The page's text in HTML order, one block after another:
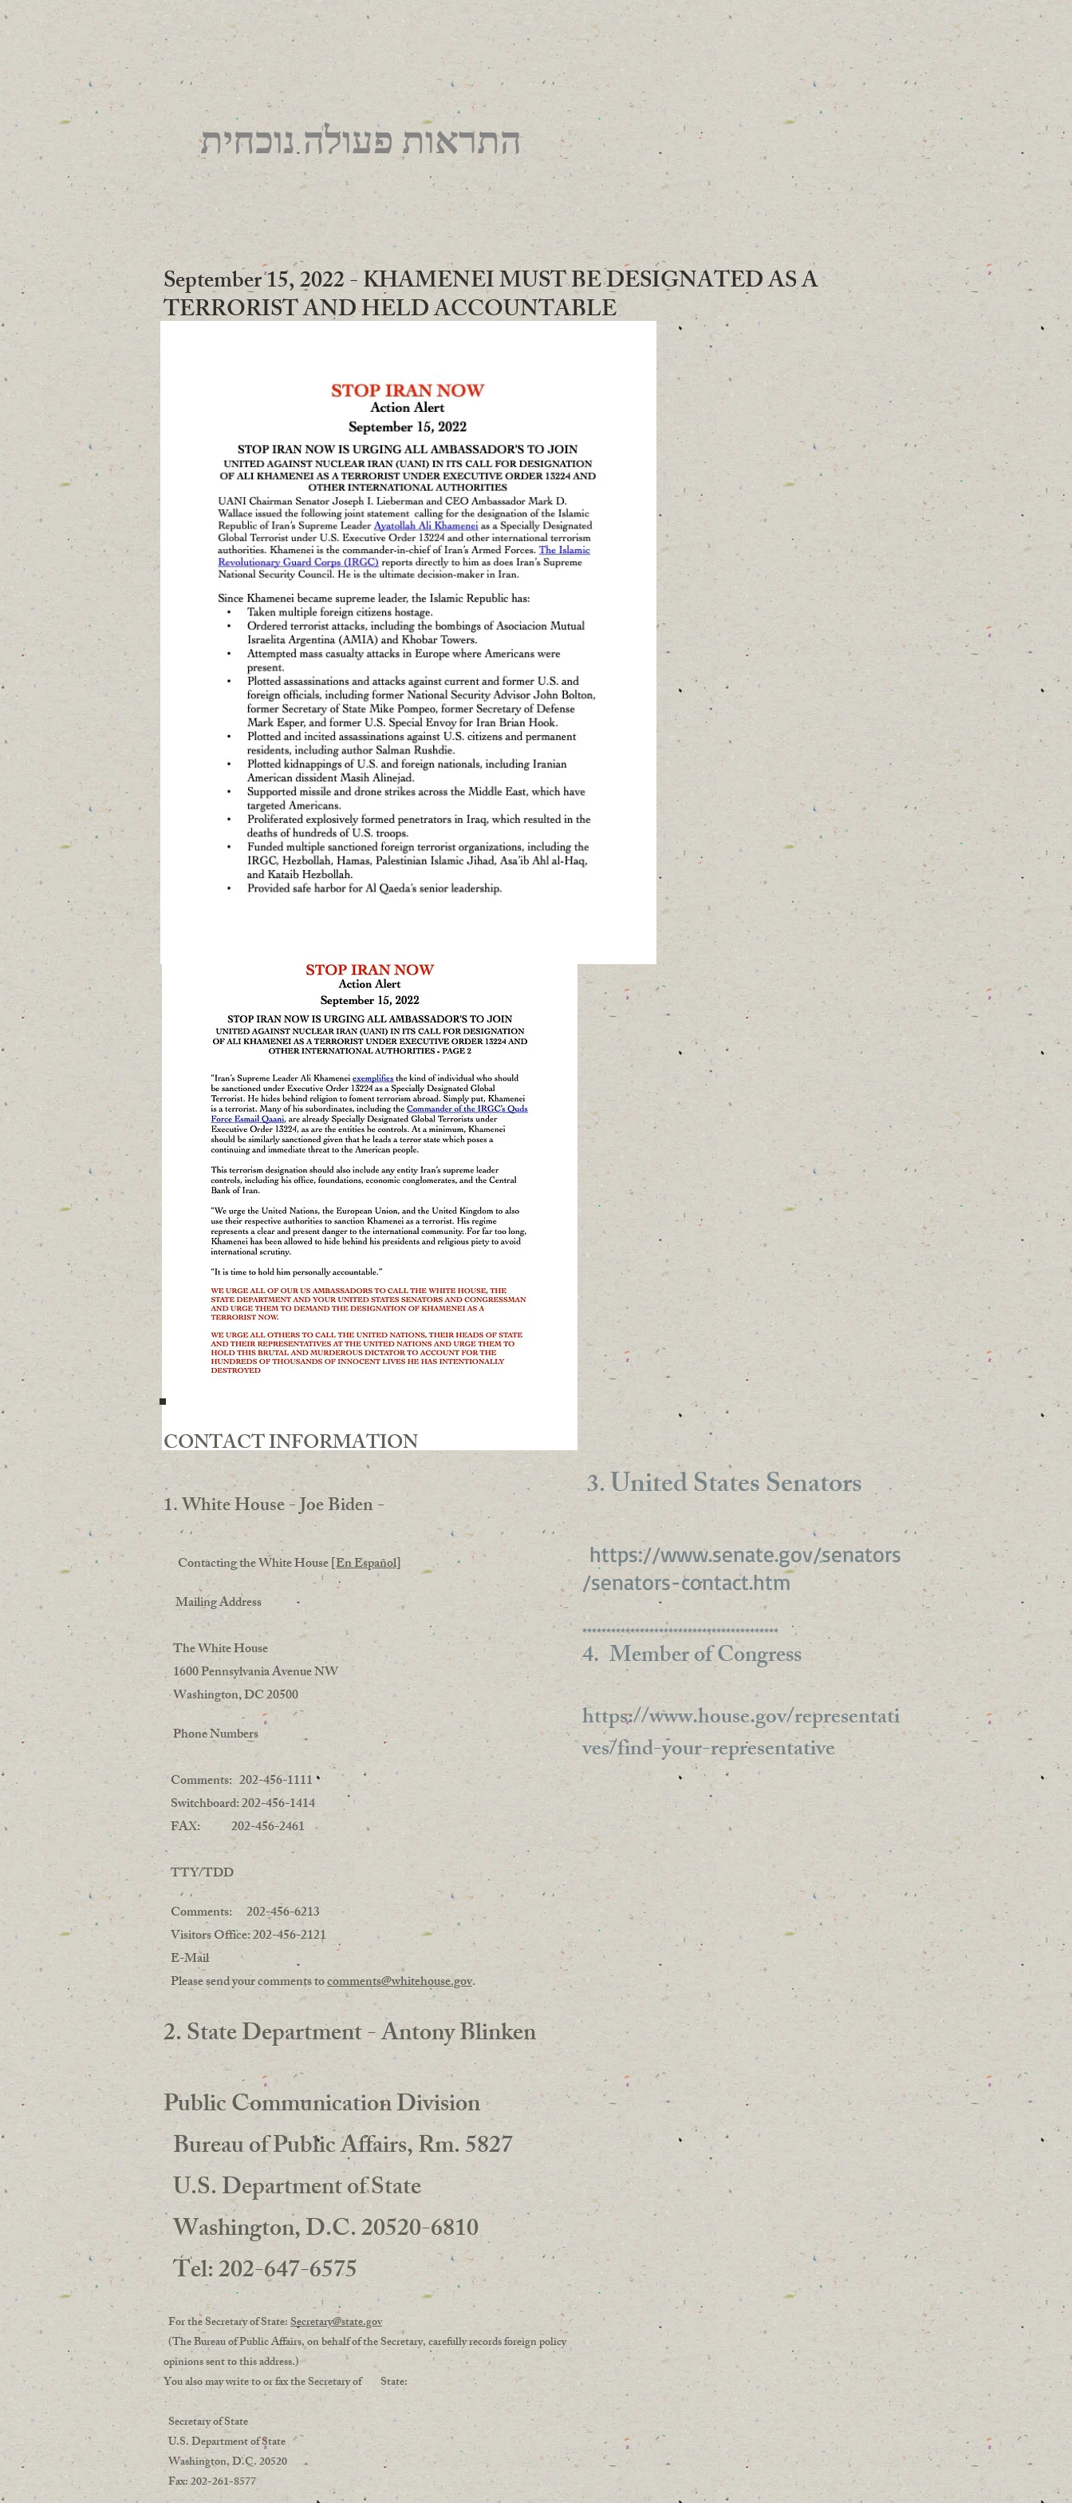
התראות פעולה נוכחית
September 15, 2022 - KHAMENEI MUST BE DESIGNATED AS A
TERRORIST AND HELD ACCOUNTABLE
CONTACT INFORMATION
1. White House - Joe Biden -
Contacting the White House[En Español]
Mailing Address
The White House
1600 Pennsylvania Avenue NW
Washington, DC 20500
Phone Numbers
Comments: 202-456-1111
Switchboard: 202-456-1414
FAX: 202-456-2461
TTY/TDD
Comments: 202-456-6213
Visitors Office: 202-456-2121
E-Mail
Please send your comments tocomments@whitehouse.gov.
2. State Department - Antony Blinken
Public Communication Division
Bureau of Public Affairs, Rm. 5827
U.S. Department of State
Washington, D.C. 20520-6810
Tel: 202-647-6575
For the Secretary of State:Secretary@state.gov
(The Bureau of Public Affairs, on behalf of the Secretary, carefully records foreign policy
opinions sent to this address.)
You also may write to or fax the Secretary of State:
Secretary of State
U.S. Department of State
Washington, D.C. 20520
Fax: 202-261-8577
3.United States Senators
https://www.senate.gov/senators
/senators-contact.htm
*****************************************
4. Member of Congress
https://www.house.gov/representati
ves/find-your-representative